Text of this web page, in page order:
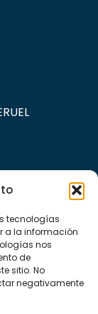
tecnologías
a la información
nos
de
sitio. No
negativamente